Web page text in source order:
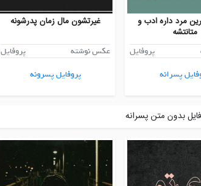
مرد داره ادب و
متانتشه
پروفایل
پسرانه
غیرتشون مال زمان پدرشونه
عکس نوشته
پروفایل
پروفایل پسرونه
بدون متن پسرانه